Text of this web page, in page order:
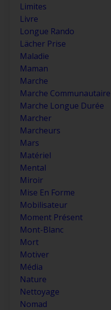
Limites
Livre
Longue Rando
Lächer Prise
Maladie
Maman
Marche
Marche Communautaire
Marche Longue Durée
Marcher
Marcheurs
Mars
Matériel
Mental
Miroir
Mise En Forme
Mobilisateur
Moment Présent
Mont-Blanc
Mort
Motiver
Média
Nature
Nettoyage
Nomad